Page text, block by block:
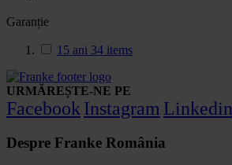
Garanție
15 ani 34 items
URMĂREȘTE-NE PE
Facebook Instagram Linkedin
Despre Franke România